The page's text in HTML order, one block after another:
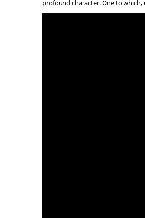
profound character. One to